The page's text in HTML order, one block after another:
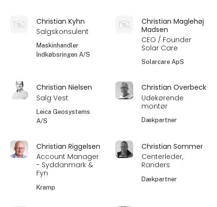
Christian Kyhn
Salgskonsulent
Maskinhandler
Indkøbsringen A/S
Christian Maglehøj
Madsen
CEO / Founder
Solar Care
Solarcare ApS
Christian Nielsen
Salg Vest
Leica Geosystems
A/S
Christian Overbeck
Udekørende
montør
Dækpartner
Christian Riggelsen
Account Manager
- Syddanmark &
Fyn
Kramp
Christian Sommer
Centerleder,
Randers
Dækpartner